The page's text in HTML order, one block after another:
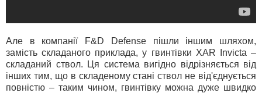
Але в компанії F&D Defense пішли іншим шляхом,
замість складаного приклада, у гвинтівки XAR Invicta –
складаний ствол. Ця система вигідно відрізняється від
інших тим, що в складеному стані ствол не від'єднується
повністю – таким чином, гвинтівку можна дуже швидко